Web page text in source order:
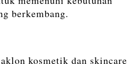
berkembang.
kosmetik dan skincare